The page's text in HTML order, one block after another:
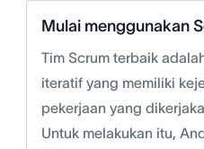
Mulai menggunakan
Tim Scrum terbaik
iteratif yang memiliki
pekerjaan yang
Untuk melakukan itu,